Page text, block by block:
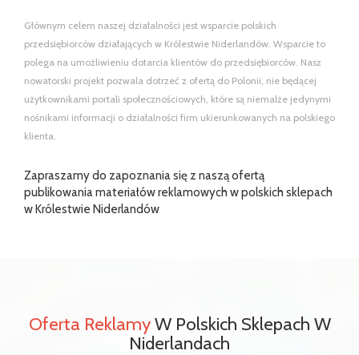
Głównym celem naszej działalności jest wsparcie polskich
przedsiębiorców działających w Królestwie Niderlandów. Wsparcie to
polega na umożliwieniu dotarcia klientów do przedsiębiorców. Nasz
nowatorski projekt pozwala dotrzeć z ofertą do Polonii, nie będącej
użytkownikami portali społecznościowych, które są niemalże jedynymi
nośnikami informacji o działalności firm ukierunkowanych na polskiego
klienta.
Zapraszamy do zapoznania się z naszą ofertą
publikowania materiałów reklamowych w polskich sklepach
w Królestwie Niderlandów
Oferta ReklamyW Polskich Sklepach W
Niderlandach